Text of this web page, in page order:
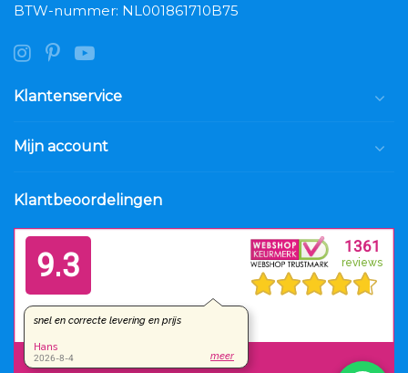
BTW-nummer: NL001861710B75
Klantenservice
Mijn account
Klantbeoordelingen